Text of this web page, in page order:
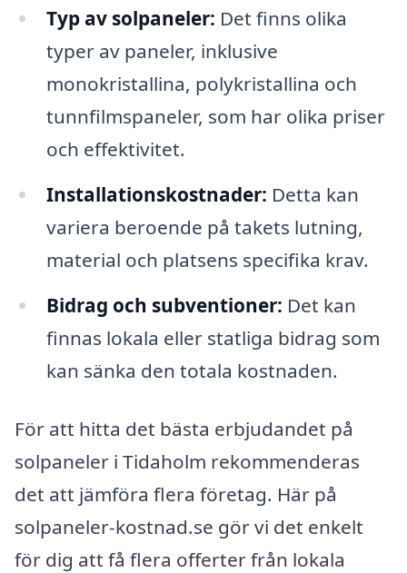
Typ av solpaneler: Det finns olika
typer av paneler, inklusive
monokristallina, polykristallina och
tunnfilmspaneler, som har olika priser
och effektivitet.
Installationskostnader: Detta kan
variera beroende på takets lutning,
material och platsens specifika krav.
Bidrag och subventioner: Det kan
finnas lokala eller statliga bidrag som
kan sänka den totala kostnaden.
För att hitta det bästa erbjudandet på
solpaneler i Tidaholm rekommenderas
det att jämföra flera företag. Här på
solpaneler-kostnad.se gör vi det enkelt
för dig att få flera offerter från lokala